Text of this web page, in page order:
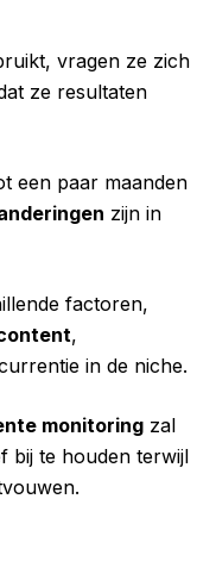
vragen ze zich
ze resultaten
een paar maanden
zijn in
factoren,
,
in de niche.
monitoring zal
bij te houden terwijl